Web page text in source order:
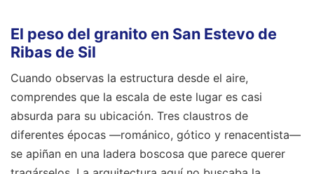
El peso del granito en San Estevo de
Ribas de Sil
Cuando observas la estructura desde el aire,
comprendes que la escala de este lugar es casi
absurda para su ubicación. Tres claustros de
diferentes épocas —románico, gótico y renacentista—
se apiñan en una ladera boscosa que parece querer